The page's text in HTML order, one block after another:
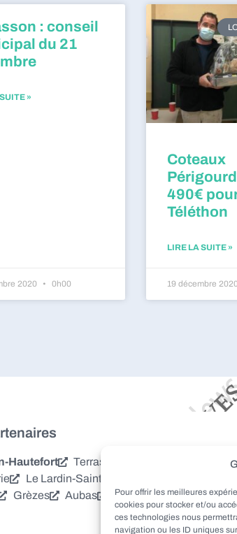
Pour offrir les meilleures
cookies pour stocker et/ou
ces technologies nous
navigation ou les ID uniques
: conseil
du 21
»
2020 0h00
Coteaux
490€
Téléthon
LIRE LA SUITE »
19 décembre 2020
Hautefort Terrasson-Lavilledieu
Le Lardin-Saint-Lazare
Grèzes Aubas VillacAzerat Ladornac